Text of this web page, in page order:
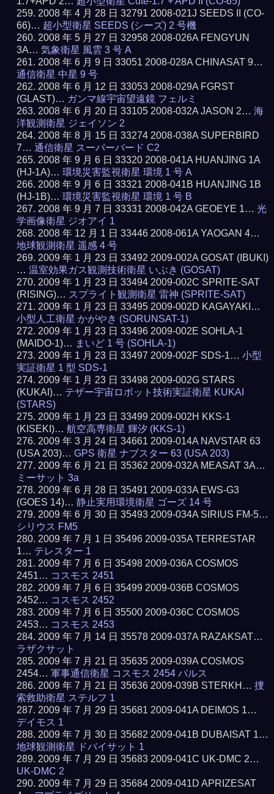
2008 年 4 月 28 日 32791 2008-021J SEEDS II (CO-
66)… 超小型衛星 SEEDS (シーズ) 2 号機
2008 年 5 月 27 日 32958 2008-026A FENGYUN
3A…気象衛星 風雲 3 号 A
2008 年 6 月 9 日 33051 2008-028A CHINASAT 9…
通信衛星 中星 9 号
2008 年 6 月 12 日 33053 2008-029A FGRST
(GLAST)… ガンマ線宇宙望遠鏡 フェルミ
2008 年 6 月 20 日 33105 2008-032A JASON 2…海
洋観測衛星 ジェイソン 2
2008 年 8 月 15 日 33274 2008-038A SUPERBIRD
7…通信衛星 スーパーバード C2
2008 年 9 月 6 日 33320 2008-041A HUANJING 1A
(HJ-1A)…環境災害監視衛星 環境 1 号 A
2008 年 9 月 6 日 33321 2008-041B HUANJING 1B
(HJ-1B)…環境災害監視衛星 環境 1 号 B
2008 年 9 月 7 日 33331 2008-042A GEOEYE 1…光
学画像衛星 ジオアイ 1
2008 年 12 月 1 日 33446 2008-061A YAOGAN 4…
地球観測衛星 遥感 4 号
2009 年 1 月 23 日 33492 2009-002A GOSAT (IBUKI)
…温室効果ガス観測技術衛星 いぶき (GOSAT)
2009 年 1 月 23 日 33494 2009-002C SPRITE-SAT
(RISING)… スプライト観測衛星 雷神 (SPRITE-SAT)
2009 年 1 月 23 日 33495 2009-002D KAGAYAKI…
小型人工衛星 かがやき (SORUNSAT-1)
2009 年 1 月 23 日 33496 2009-002E SOHLA-1
(MAIDO-1)… まいど 1 号 (SOHLA-1)
2009 年 1 月 23 日 33497 2009-002F SDS-1…小型
実証衛星 1 型 SDS-1
2009 年 1 月 23 日 33498 2009-002G STARS
(KUKAI)… テザー宇宙ロボット技術実証衛星 KUKAI
(STARS)
2009 年 1 月 23 日 33499 2009-002H KKS-1
(KISEKI)…航空高専衛星 輝汐 (KKS-1)
2009 年 3 月 24 日 34661 2009-014A NAVSTAR 63
(USA 203)…GPS 衛星 ナブスター 63 (USA 203)
2009 年 6 月 21 日 35362 2009-032A MEASAT 3A…
ミーサット 3a
2009 年 6 月 28 日 35491 2009-033A EWS-G3
(GOES 14)…静止実用環境衛星 ゴーズ 14 号
2009 年 6 月 30 日 35493 2009-034A SIRIUS FM-5…
シリウス FM5
2009 年 7 月 1 日 35496 2009-035A TERRESTAR
1… テレスター 1
2009 年 7 月 6 日 35498 2009-036A COSMOS
2451… コスモス 2451
2009 年 7 月 6 日 35499 2009-036B COSMOS
2452… コスモス 2452
2009 年 7 月 6 日 35500 2009-036C COSMOS
2453… コスモス 2453
2009 年 7 月 14 日 35578 2009-037A RAZAKSAT…
ラザクサット
2009 年 7 月 21 日 35635 2009-039A COSMOS
2454…軍事通信衛星 コスモス 2454 パルス
2009 年 7 月 21 日 35636 2009-039B STERKH…捜
索救助衛星 ステルフ 1
2009 年 7 月 29 日 35681 2009-041A DEIMOS 1…
デイモス 1
2009 年 7 月 30 日 35682 2009-041B DUBAISAT 1…
地球観測衛星 ドバイサット 1
2009 年 7 月 29 日 35683 2009-041C UK-DMC 2…
UK-DMC 2
2009 年 7 月 29 日 35684 2009-041D APRIZESAT